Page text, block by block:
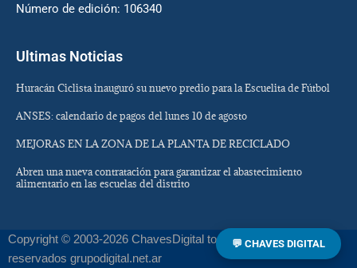
Número de edición: 106340
Ultimas Noticias
Huracán Ciclista inauguró su nuevo predio para la Escuelita de Fútbol
ANSES: calendario de pagos del lunes 10 de agosto
MEJORAS EN LA ZONA DE LA PLANTA DE RECICLADO
Abren una nueva contratación para garantizar el abastecimiento
alimentario en las escuelas del distrito
Copyright © 2003-2026 ChavesDigital todos los derechos
reservados grupodigital.net.ar
💬 CHAVES DIGITAL